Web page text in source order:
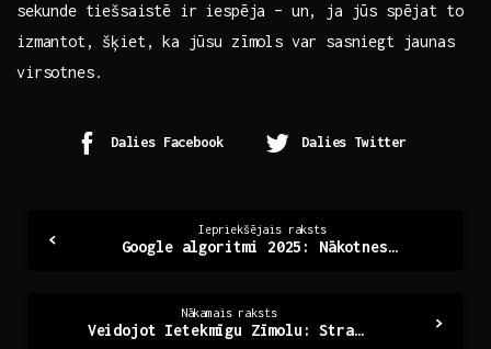
⁣sekunde tiešsaistē ir iespēja – un, ja jūs spējat to
izmantot, šķiet, ⁤ka jūsu zīmols var sasniegt jaunas
virsotnes.
Dalies Facebook Dalies Twitter
Iepriekšējais raksts
Google algoritmi 2025: Nākotnes meklēšanas evolūcija
Nākamais raksts
Veidojot Ietekmīgu Zīmolu: Stratēģijas un Taktikas